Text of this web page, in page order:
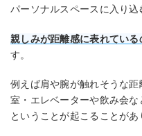
パーソナルスペースに入り込
親しみが距離感に表れてい
す。
例えば肩や腕が触れそうな
室・エレベーターや飲み会
ということが起こることがあ